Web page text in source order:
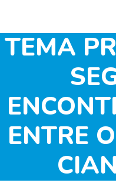
MEIO
TEMA
ENTRE